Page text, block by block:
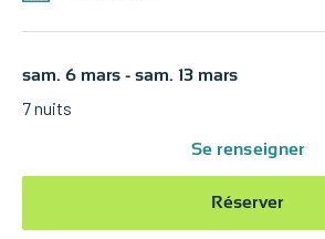
sam. 6 mars - sam. 13 mars
7 nuits
Se renseigner
Réserver